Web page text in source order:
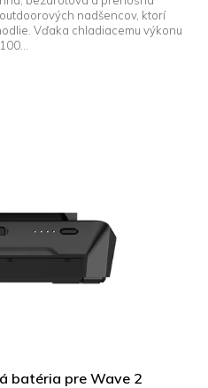
nadšencov, ktorí
Vďaka chladiacemu výkonu
batéria pre Wave 2